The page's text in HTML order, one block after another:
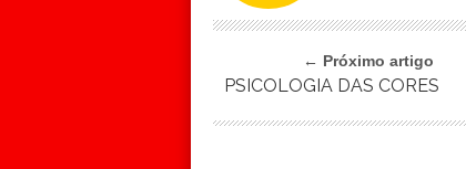
← Próximo artigo
PSICOLOGIA DAS CORES